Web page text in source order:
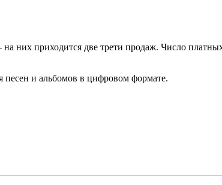
них приходится две трети продаж. Число
песен и альбомов в цифровом формате.